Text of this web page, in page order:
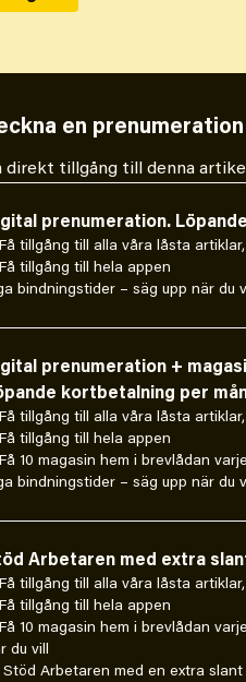
en prenumeration
direkt tillgång till denna
prenumeration.
tillgång till alla våra låsta
tillgång till hela appen
bindningstider – säg upp när du
prenumeration +
kortbetalning per
tillgång till alla våra låsta
tillgång till hela appen
10 magasin hem i brevlådan
bindningstider – säg upp när du
Arbetaren med extra
tillgång till alla våra låsta
tillgång till hela appen
10 magasin hem i brevlådan
du vill
Arbetaren med en extra slant